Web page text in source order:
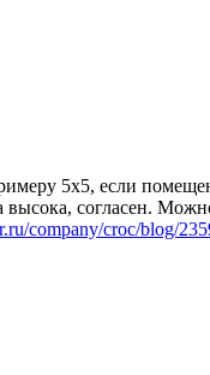
5х5, если
согласен.
company/croc/blog/